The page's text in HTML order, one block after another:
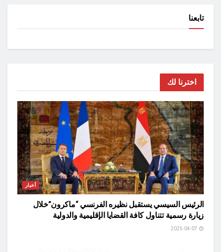
تابعنا
اخترنا لك
أخبار
الرئيس السيسي يستقبل نظيره الفرنسي “ماكرون”خلال
زيارة رسمية تتناول كافة القضايا الإقليمية والدولية